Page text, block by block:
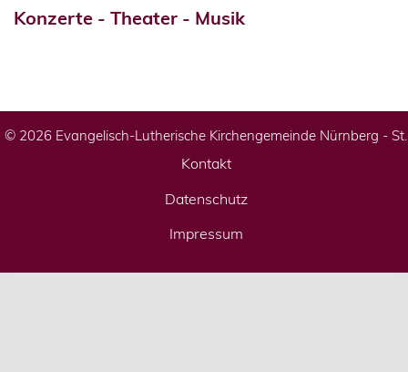
Konzerte - Theater - Musik
© 2026 Evangelisch-Lutherische Kirchengemeinde Nürnberg -
Kontakt
Datenschutz
Impressum